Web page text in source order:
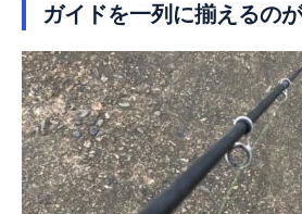
ガイドを一列に揃えるの